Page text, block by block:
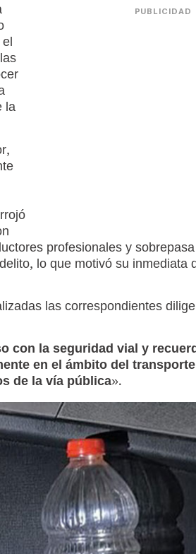
PUBLICIDAD
la
profesionales y
lo que motivó su inmediata
las correspondientes
con la seguridad vial y
en el ámbito del
de la vía pública».